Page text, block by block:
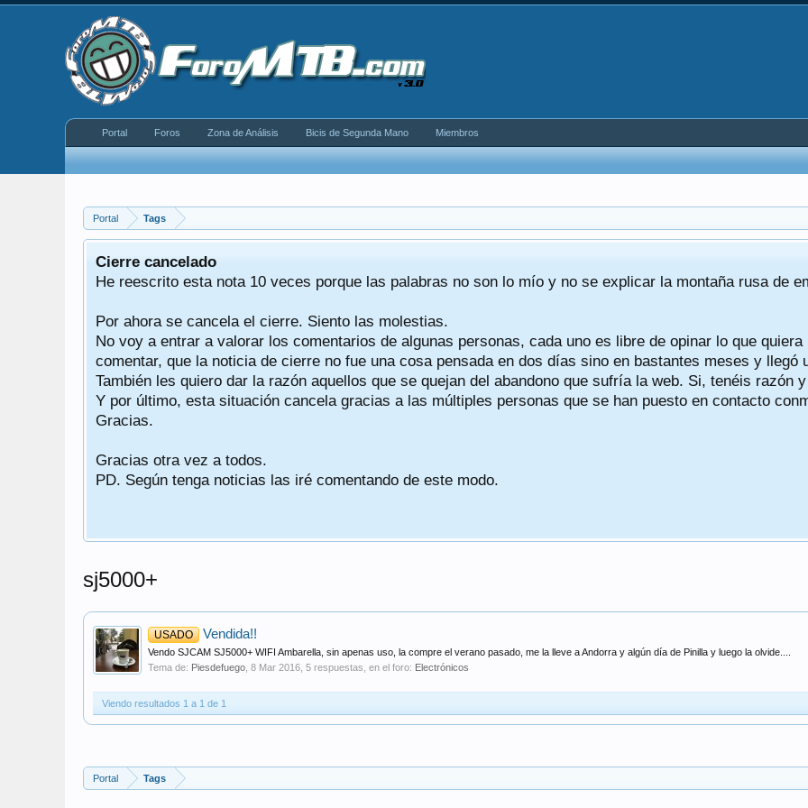
Portal Tags
Cierre cancelado
He reescrito esta nota 10 veces porque las palabras no son lo mío y no se explicar la montaña rusa de
Por ahora se cancela el cierre. Siento las molestias.
No voy a entrar a valorar los comentarios de algunas personas, cada uno es libre de opinar lo que
comentar, que la noticia de cierre no fue una cosa pensada en dos días sino en bastantes meses y llegó
También les quiero dar la razón aquellos que se quejan del abandono que sufría la web. Si, tenéis razón
Y por último, esta situación cancela gracias a las múltiples personas que se han puesto en contacto
Gracias.
Gracias otra vez a todos.
PD. Según tenga noticias las iré comentando de este modo.
sj5000+
USADO Vendida!!
Vendo SJCAM SJ5000+ WIFI Ambarella, sin apenas uso, la compre el verano pasado, me la lleve a Andorra y algún día de Pinilla y luego la olvide....
Tema de: Piesdefuego 8 Mar 2016 , 5 respuestas, en el foro: Electrónicos
Viendo resultados 1 a 1 de 1
Portal Tags
Portal Foros Zona de Análisis Bicis de Segunda Mano Miembros